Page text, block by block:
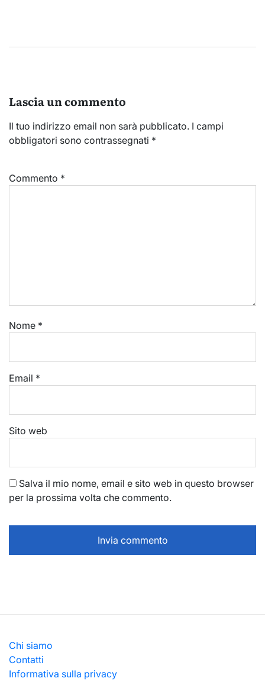
Lascia un commento
Il tuo indirizzo email non sarà pubblicato. I campi
obbligatori sono contrassegnati *
Commento *
Nome *
Email *
Sito web
Salva il mio nome, email e sito web in questo browser
per la prossima volta che commento.
Chi siamo
Contatti
Informativa sulla privacy